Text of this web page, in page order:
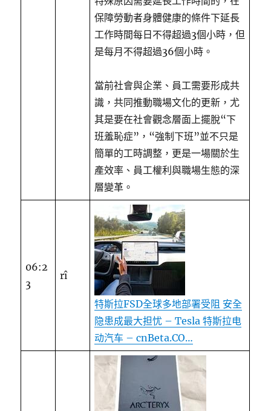
保障勞動者身體健康的條件下延長
工作時間每日不得超過3個小時，但
是每月不得超過36個小時。
當前社會與企業、員工需要形成共
識，共同推動職場文化的更新，尤
其是要在社會觀念層面上擺脫“下
班羞恥症”，“強制下班”並不只是
簡單的工時調整，更是一場關於生
產效率、員工權利與職場生態的深
層變革。
06:2
3
rî
特斯拉FSD全球多地部署受阻 安全
隐患成最大担忧 – Tesla 特斯拉电
动汽车 – cnBeta.CO…